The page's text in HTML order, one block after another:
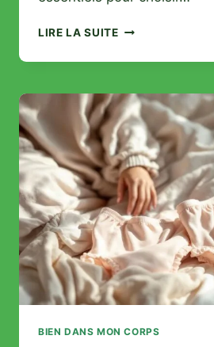
LIRE LA SUITEGUIDE
POUR
VOTRE
TABLE
DE
MASSAGE
BIEN DANS MON CORPS